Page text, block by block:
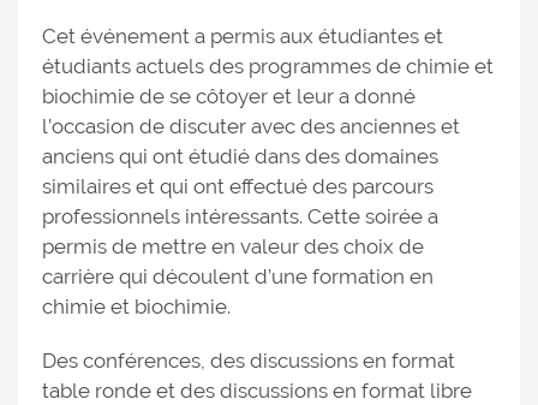
Cet événement a permis aux étudiantes et
étudiants actuels des programmes de chimie et
biochimie de se côtoyer et leur a donné
l’occasion de discuter avec des anciennes et
anciens qui ont étudié dans des domaines
similaires et qui ont effectué des parcours
professionnels intéressants. Cette soirée a
permis de mettre en valeur des choix de
carrière qui découlent d’une formation en
chimie et biochimie.
Des conférences, des discussions en format
table ronde et des discussions en format libre